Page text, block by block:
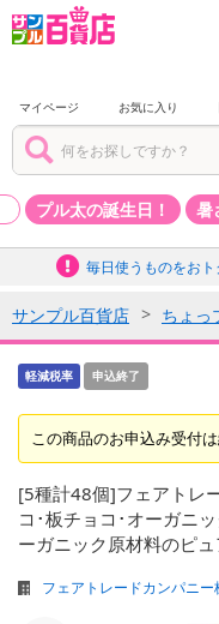
マイページ お気に入り
プル太の誕生日！ 暑
毎日使うものをお
サンプル百貨店 ちょっ
軽減税率 申込終了
この商品のお申込み受付は
[5種計48個]フェアトレ
コ･板チョコ･オーガニ
ーガニック原材料のピ
フェアトレードカンパニー